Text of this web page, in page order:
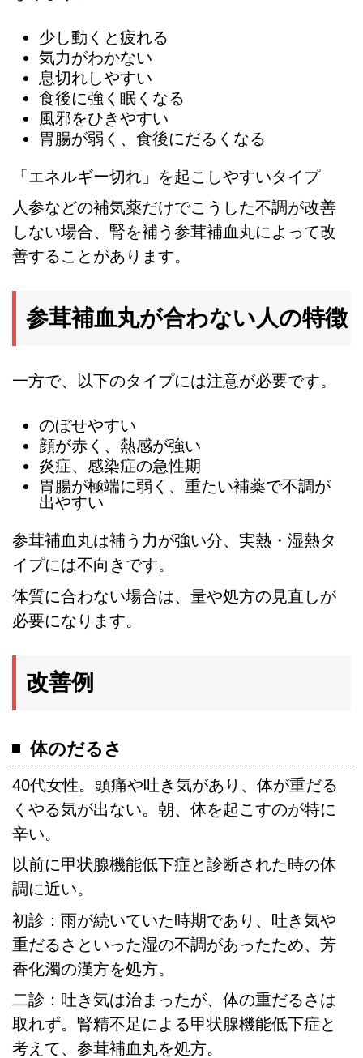
少し動くと疲れる
気力がわかない
息切れしやすい
食後に強く眠くなる
風邪をひきやすい
胃腸が弱く、食後にだるくなる
「エネルギー切れ」を起こしやすいタイプ
人参などの補気薬だけでこうした不調が改善
しない場合、腎を補う参茸補血丸によって改
善することがあります。
参茸補血丸が合わない人の特徴
一方で、以下のタイプには注意が必要です。
のぼせやすい
顔が赤く、熱感が強い
炎症、感染症の急性期
胃腸が極端に弱く、重たい補薬で不調が
出やすい
参茸補血丸は補う力が強い分、実熱・湿熱タ
イプには不向きです。
体質に合わない場合は、量や処方の見直しが
必要になります。
改善例
体のだるさ
40代女性。頭痛や吐き気があり、体が重だる
くやる気が出ない。朝、体を起こすのが特に
辛い。
以前に甲状腺機能低下症と診断された時の体
調に近い。
初診：雨が続いていた時期であり、吐き気や
重だるさといった湿の不調があったため、芳
香化濁の漢方を処方。
二診：吐き気は治まったが、体の重だるさは
取れず。腎精不足による甲状腺機能低下症と
考えて、参茸補血丸を処方。